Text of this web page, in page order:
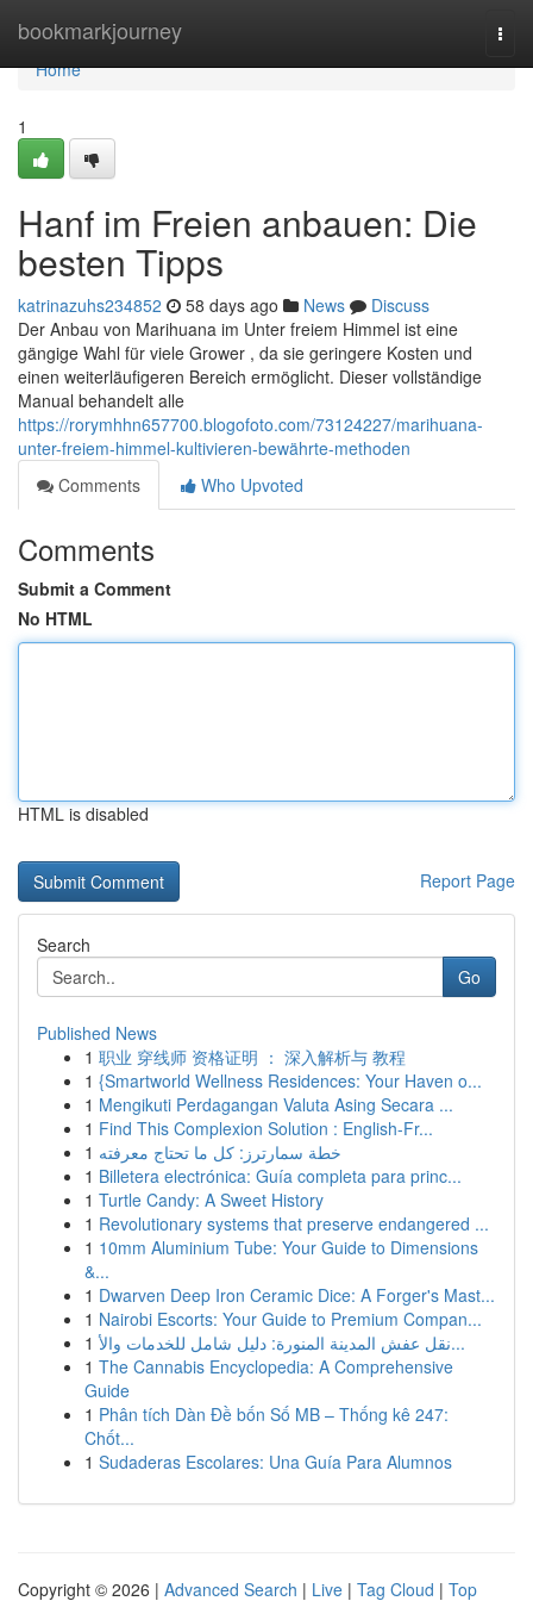
bookmarkjourney
Home
Home
1
Hanf im Freien anbauen: Die
besten Tipps
katrinazuhs234852 58 days ago News
Discuss
Der Anbau von Marihuana im Unter freiem Himmel ist eine
gängige Wahl für viele Grower , da sie geringere Kosten und
einen weiterläufigeren Bereich ermöglicht. Dieser vollständige
Manual behandelt alle
https://rorymhhn657700.blogofoto.com/73124227/marihuana-
unter-freiem-himmel-kultivieren-bewährte-methoden
Comments
Who Upvoted
Comments
Submit a Comment
No HTML
HTML is disabled
Report Page
Search
Go
Published News
1 职业 穿线师 资格证明 ： 深入解析与 教程
1 {Smartworld Wellness Residences: Your Haven o...
1 Mengikuti Perdagangan Valuta Asing Secara ...
1 Find This Complexion Solution : English-Fr...
1 خطة سمارترز: كل ما تحتاج معرفته
1 Billetera electrónica: Guía completa para princ...
1 Turtle Candy: A Sweet History
1 Revolutionary systems that preserve endangered ...
1 10mm Aluminium Tube: Your Guide to Dimensions
&...
1 Dwarven Deep Iron Ceramic Dice: A Forger's Mast...
1 Nairobi Escorts: Your Guide to Premium Compan...
1
نقل عفش المدينة المنورة: دليل شامل للخدمات والأ...
1 The Cannabis Encyclopedia: A Comprehensive
Guide
1 Phân tích Dàn Đề bốn Số MB – Thống kê 247:
Chốt...
1 Sudaderas Escolares: Una Guía Para Alumnos
Copyright © 2026 | Advanced Search | Live | Tag Cloud | Top